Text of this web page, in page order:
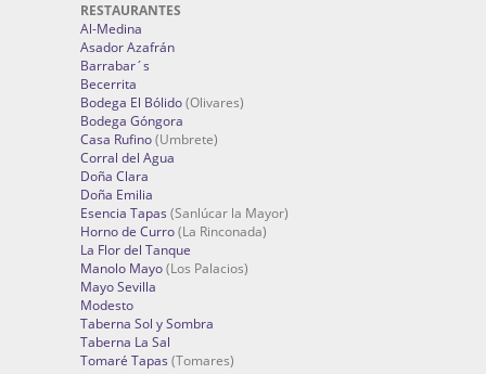
RESTAURANTES
Al-Medina
Asador Azafrán
Barrabar´s
Becerrita
Bodega El Bólido(Olivares)
Bodega Góngora
Casa Rufino(Umbrete)
Corral del Agua
Doña Clara
Doña Emilia
Esencia Tapas (Sanlúcar la Mayor)
Horno de Curro(La Rinconada)
La Flor del Tanque
Manolo Mayo(Los Palacios)
Mayo Sevilla
Modesto
Taberna Sol y Sombra
Taberna La Sal
Tomaré Tapas (Tomares)